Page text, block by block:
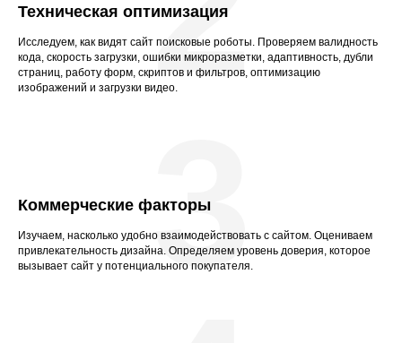
Техническая оптимизация
Исследуем, как видят сайт поисковые роботы. Проверяем валидность
кода, скорость загрузки, ошибки микроразметки, адаптивность, дубли
страниц, работу форм, скриптов и фильтров, оптимизацию
изображений и загрузки видео.
Коммерческие факторы
Изучаем, насколько удобно взаимодействовать с сайтом. Оцениваем
привлекательность дизайна. Определяем уровень доверия, которое
вызывает сайт у потенциального покупателя.
3